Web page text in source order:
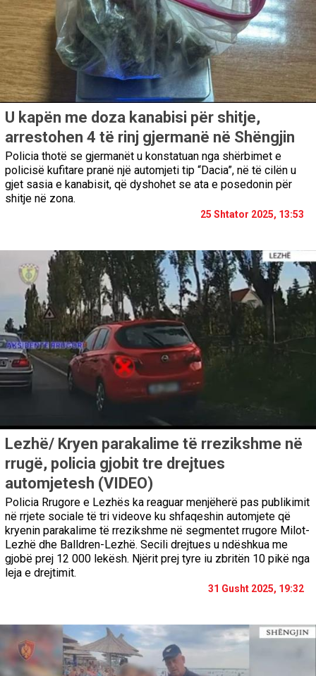
U kapën me doza kanabisi për shitje,
arrestohen 4 të rinj gjermanë në Shëngjin
Policia thotë se gjermanët u konstatuan nga shërbimet e
policisë kufitare pranë një automjeti tip “Dacia”, në të cilën u
gjet sasia e kanabisit, që dyshohet se ata e posedonin për
shitje në zona.
25 Shtator 2025, 13:53
Lezhë/ Kryen parakalime të rrezikshme në
rrugë, policia gjobit tre drejtues
automjetesh (VIDEO)
Policia Rrugore e Lezhës ka reaguar menjëherë pas publikimit
në rrjete sociale të tri videove ku shfaqeshin automjete që
kryenin parakalime të rrezikshme në segmentet rrugore Milot-
Lezhë dhe Balldren-Lezhë. Secili drejtues u ndëshkua me
gjobë prej 12 000 lekësh. Njërit prej tyre iu zbritën 10 pikë nga
leja e drejtimit.
31 Gusht 2025, 19:32